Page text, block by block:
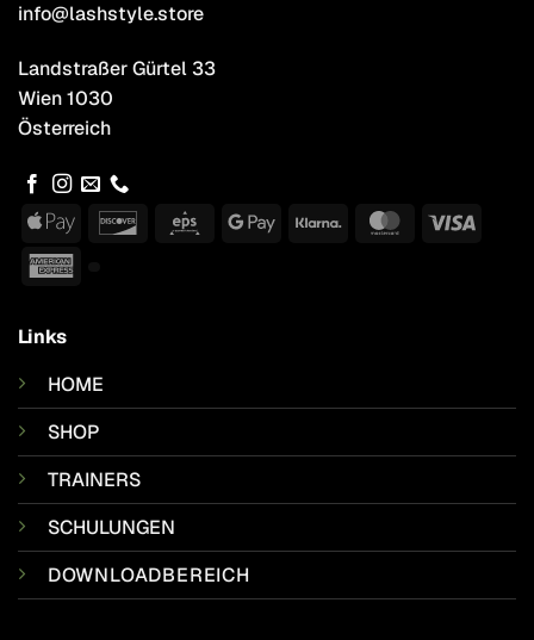
info@lashstyle.store
Landstraßer Gürtel 33
Wien 1030
Österreich
Apple
Discover Eps
GoogleKlarna MasterCard
Visa
Links
HOME
SHOP
TRAINERS
SCHULUNGEN
DOWNLOADBEREICH